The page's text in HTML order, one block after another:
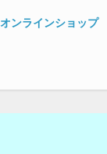
オンラインショップ